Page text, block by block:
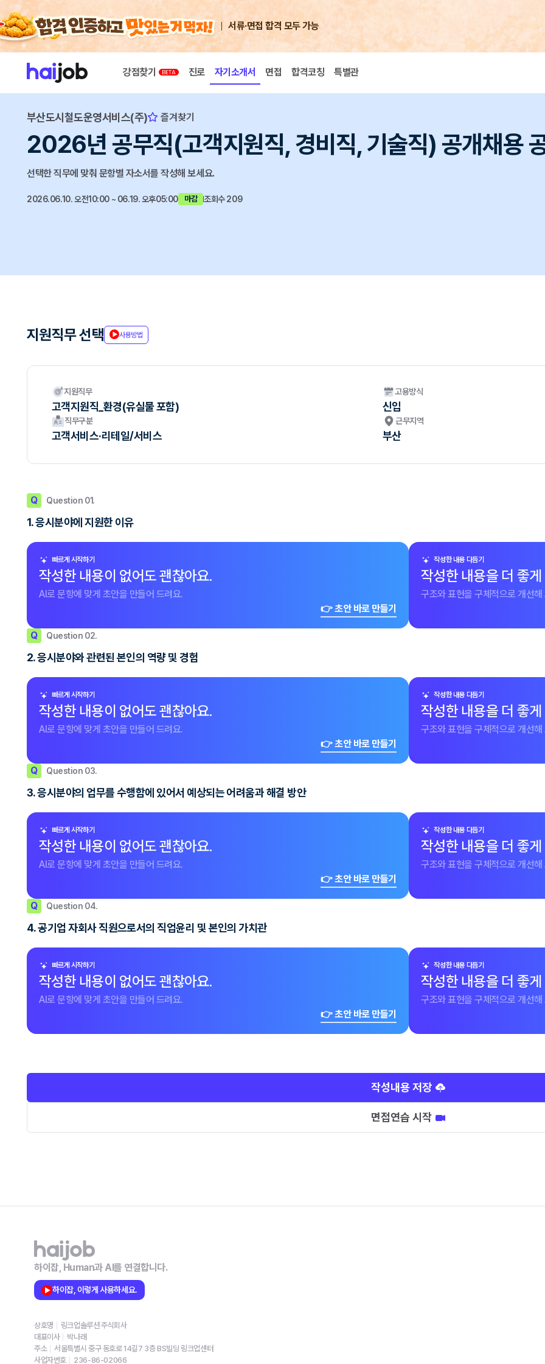
서류·면접 합격 모두 가능
강점찾기 진로 자기소개서 면접 합격코칭 특별관
부산도시철도운영서비스(주) 즐겨찾기
2026년 공무직(고객지원직, 경비직, 기술직) 공개채용
선택한 직무에 맞춰 문항별 자소서를 작성해 보세요.
2026.06.10. 오전10:00 ~ 06.19. 오후05:00 마감 조회수 209
지원직무 선택 사용방법
지원직무
고객지원직_환경(유실물 포함)
고용방식
신입
직무구분
고객서비스·리테일/서비스
근무지역
부산
Q Question 01.
1. 응시분야에 지원한 이유
빠르게 시작하기
작성한 내용이 없어도 괜찮아요.
AI로 문항에 맞게 초안을 만들어 드려요.
👉 초안 바로 만들기
작성한 내용 다듬기
작성한 내용을 더 좋
구조와 표현을 구체적으로 개선해
Q Question 02.
2. 응시분야와 관련된 본인의 역량 및 경험
빠르게 시작하기
작성한 내용이 없어도 괜찮아요.
AI로 문항에 맞게 초안을 만들어 드려요.
👉 초안 바로 만들기
작성한 내용 다듬기
작성한 내용을 더 좋
구조와 표현을 구체적으로 개선해
Q Question 03.
3. 응시분야의 업무를 수행함에 있어서 예상되는 어려움과 해결 방안
빠르게 시작하기
작성한 내용이 없어도 괜찮아요.
AI로 문항에 맞게 초안을 만들어 드려요.
👉 초안 바로 만들기
작성한 내용 다듬기
작성한 내용을 더 좋
구조와 표현을 구체적으로 개선해
Q Question 04.
4. 공기업 자회사 직원으로서의 직업윤리 및 본인의 가치관
빠르게 시작하기
작성한 내용이 없어도 괜찮아요.
AI로 문항에 맞게 초안을 만들어 드려요.
👉 초안 바로 만들기
작성한 내용 다듬기
작성한 내용을 더 좋
구조와 표현을 구체적으로 개선해
작성내용 저장
면접연습 시작
하이잡, Human과 AI를 연결합니다.
하이잡, 이렇게 사용하세요.
상호명
링크업솔루션 주식회사
대표이사
박나래
주소
서울특별시 중구 동호로 14길7 3층 BS빌딩 링크업센터
사업자번호
236-86-02066